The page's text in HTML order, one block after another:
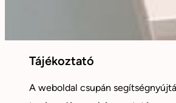
Tájékoztató
A weboldal csupán